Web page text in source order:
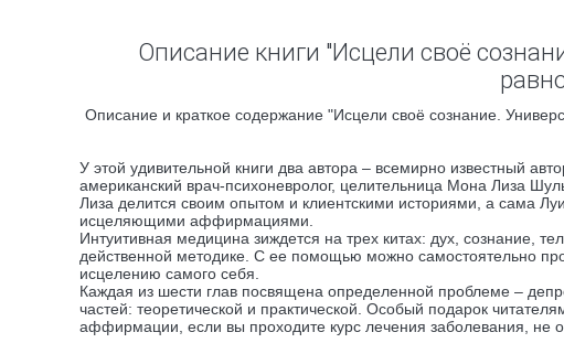
Описание книги "Исцели своё
Описание и краткое содержание "Исцели своё сознание.
У этой удивительной книги два автора – всемирно известный
американский врач-психоневролог, целительница Мона Лиза
Лиза делится своим опытом и клиентскими историями, а сама
исцеляющими аффирмациями.
Интуитивная медицина зиждется на трех китах: дух, сознание,
действенной методике. С ее помощью можно самостоятельно
исцелению самого себя.
Каждая из шести глав посвящена определенной проблеме –
частей: теоретической и практической. Особый подарок
аффирмации, если вы проходите курс лечения заболевания, не